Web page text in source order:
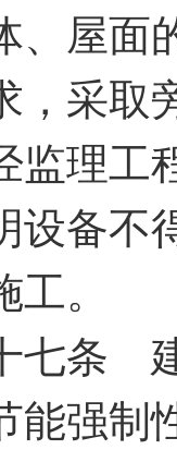
屋面的
，采取
理工程
设备不
。
条 建
能强制